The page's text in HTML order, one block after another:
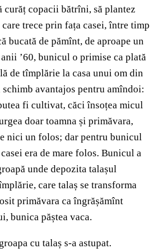
curăț copacii bătrîni, să plantez
trece prin fața casei, între timp
bucată de pămînt, de aproape un
’60, bunicul o primise ca plată
de tîmplărie la casa unui om din
avantajos pentru amîndoi:
fi cultivat, căci însoțea micul
doar toamna și primăvara,
nici un folos; dar pentru bunicul
era de mare folos. Bunicul a
unde depozita talașul
care talaș se transforma
primăvara ca îngrășămînt
bunica păștea vaca.
cu talaș s-a astupat.